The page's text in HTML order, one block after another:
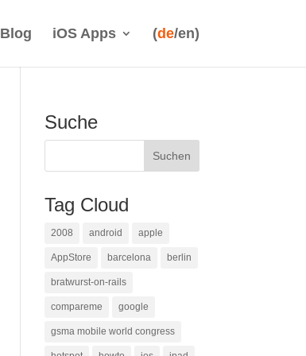
Blog iOS Apps (de/en)
Suche
Tag Cloud
2008 android apple
AppStore barcelona berlin
bratwurst-on-rails
compareme google
gsma mobile world congress